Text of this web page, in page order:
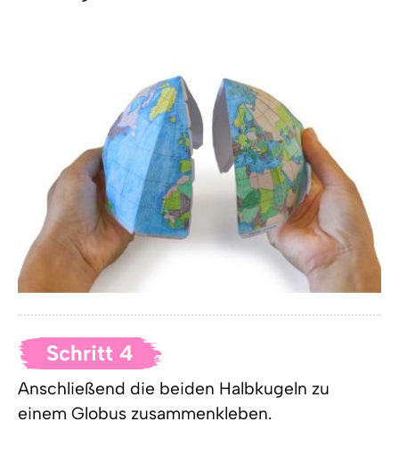
Schritt 4
Anschließend die beiden Halbkugeln zu
einem Globus zusammenkleben.